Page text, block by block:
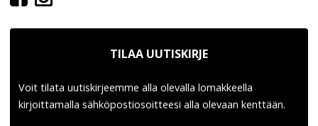
TILAA UUTISKIRJE
Voit tilata uutiskirjeemme alla olevalla lomakkeella
kirjoittamalla sähköpostiosoitteesi alla olevaan kenttään.